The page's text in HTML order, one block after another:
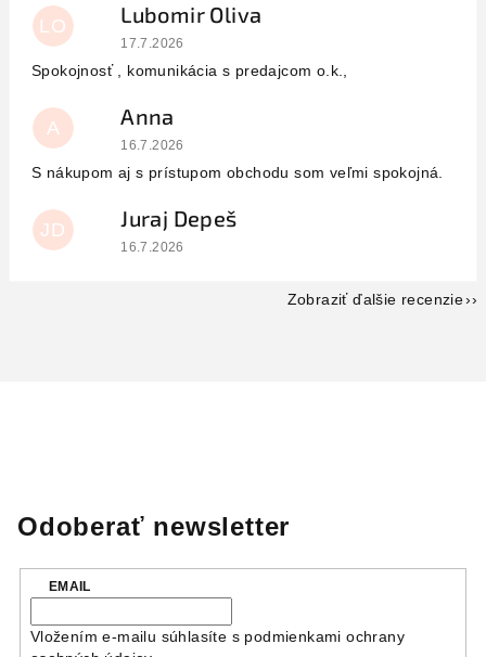
LO Lubomir Oliva
Hodnotenie obchodu je 5 z 5 hviezdičiek.
17.7.2026
Spokojnosť , komunikácia s predajcom o.k.,
A Anna
Hodnotenie obchodu je 5 z 5 hviezdičiek.
16.7.2026
S nákupom aj s prístupom obchodu som veľmi spokojná.
JD Juraj Depeš
Hodnotenie obchodu je 5 z 5 hviezdičiek.
16.7.2026
Zobraziť ďalšie recenzie
Odoberať newsletter
EMAIL
Vložením e-mailu súhlasíte s podmienkami ochrany